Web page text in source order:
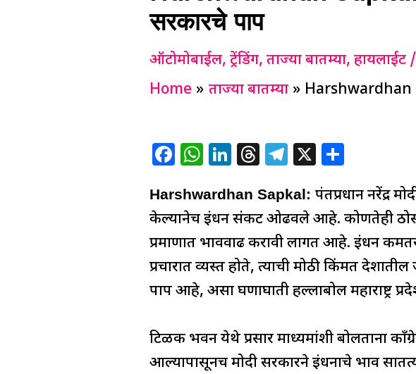
सरकारचे पाप
ऑटोमोबाईल,ट्रेंडिंग,ताज्या बातम्या,हायलाईट
Home
ताज्या बातम्या Harshwardhan
F
c
e
b
o
o
W
at
s
A
p
p
Li
k
e
dI
n
T
re
a
d
s
T
e
g
ra
m
X
ar
e
Harshwardhan Sapkal:पंतप्रधान नरेंद्र
केल्यानेच इंधन संकट ओढवले आहे. कोणतेही ठोस
प्रमाणात भाववाढ करावी लागत आहे. इंधन
प्रचारात व्यस्त होते, त्याची मोठी किंमत
पाप आहे, असा घणाघाती हल्लाबोल महाराष्ट्र
टिळक भवन येथे प्रसार माध्यमांशी बोलताना
आल्यापासूनच मोदी सरकारने इंधनाचे भाव